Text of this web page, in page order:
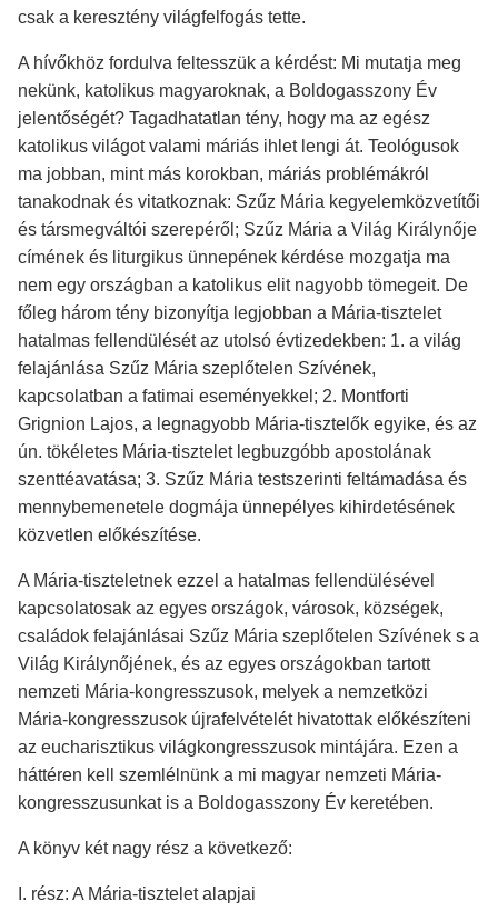
csak a keresztény világfelfogás tette.
A hívőkhöz fordulva feltesszük a kérdést: Mi mutatja meg
nekünk, katolikus magyaroknak, a Boldogasszony Év
jelentőségét? Tagadhatatlan tény, hogy ma az egész
katolikus világot valami máriás ihlet lengi át. Teológusok
ma jobban, mint más korokban, máriás problémákról
tanakodnak és vitatkoznak: Szűz Mária kegyelemközvetítői
és társmegváltói szerepéről; Szűz Mária a Világ Királynője
címének és liturgikus ünnepének kérdése mozgatja ma
nem egy országban a katolikus elit nagyobb tömegeit. De
főleg három tény bizonyítja legjobban a Mária-tisztelet
hatalmas fellendülését az utolsó évtizedekben: 1. a világ
felajánlása Szűz Mária szeplőtelen Szívének,
kapcsolatban a fatimai eseményekkel; 2. Montforti
Grignion Lajos, a legnagyobb Mária-tisztelők egyike, és az
ún. tökéletes Mária-tisztelet legbuzgóbb apostolának
szenttéavatása; 3. Szűz Mária testszerinti feltámadása és
mennybemenetele dogmája ünnepélyes kihirdetésének
közvetlen előkészítése.
A Mária-tiszteletnek ezzel a hatalmas fellendülésével
kapcsolatosak az egyes országok, városok, községek,
családok felajánlásai Szűz Mária szeplőtelen Szívének s a
Világ Királynőjének, és az egyes országokban tartott
nemzeti Mária-kongresszusok, melyek a nemzetközi
Mária-kongresszusok újrafelvételét hivatottak előkészíteni
az eucharisztikus világkongresszusok mintájára. Ezen a
háttéren kell szemlélnünk a mi magyar nemzeti Mária-
kongresszusunkat is a Boldogasszony Év keretében.
A könyv két nagy rész a következő:
I. rész: A Mária-tisztelet alapjai